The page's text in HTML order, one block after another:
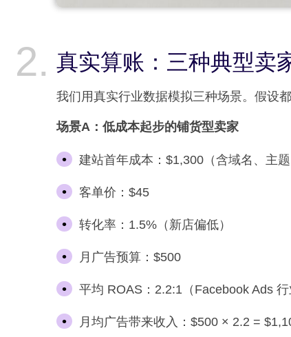
真实算账：三种典型卖
我们用真实行业数据模拟三种场景。假设
场景A：低成本起步的铺货型卖家
建站首年成本：$1,300（含域名、主题
客单价：$45
转化率：1.5%（新店偏低）
月广告预算：$500
平均 ROAS：2.2:1（Facebook Ads
月均广告带来收入：$500 × 2.2 =